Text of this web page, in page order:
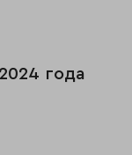
года